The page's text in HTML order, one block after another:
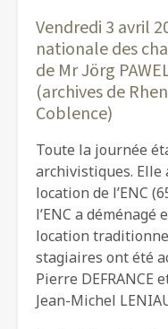
Vendredi 3 avril
nationale des
de Mr Jörg
(archives de
Coblence)
Toute la journée
archivistiques.
location de l’ENC
l’ENC a
location
stagiaires ont été
Pierre DEFRANCE
Jean-Michel